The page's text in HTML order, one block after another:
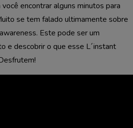
encontrar alguns minutos para
se tem falado ultimamente sobre
Este pode ser um
e descobrir o que esse L´instant